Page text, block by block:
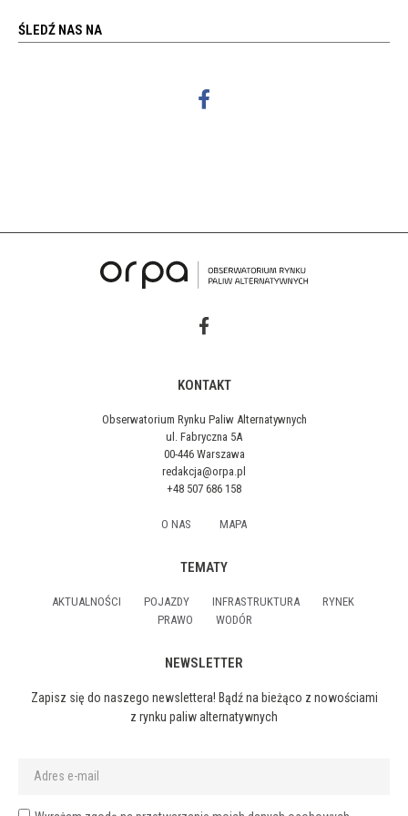
ŚLEDŹ NAS NA
KONTAKT
Obserwatorium Rynku Paliw Alternatywnych
ul. Fabryczna 5A
00-446 Warszawa
redakcja@orpa.pl
+48 507 686 158
O NAS MAPA
TEMATY
AKTUALNOŚCI POJAZDY INFRASTRUKTURA
RYNEK
PRAWO
WODÓR
NEWSLETTER
Zapisz się do naszego newslettera! Bądź na bieżąco z nowościami
z rynku paliw alternatywnych